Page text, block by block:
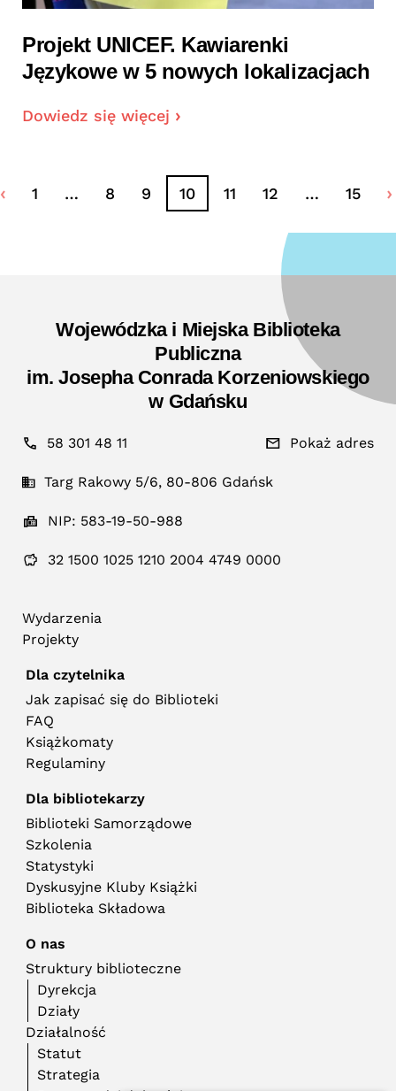
Projekt UNICEF. Kawiarenki
Językowe w 5 nowych lokalizacjach
Dowiedz się więcej
1 … 8 9 10 11 12 … 15
Wojewódzka i Miejska Biblioteka
Publiczna
im. Josepha Conrada Korzeniowskiego
w Gdańsku
58 301 48 11 Pokaż adres
Targ Rakowy 5/6, 80-806 Gdańsk
NIP: 583-19-50-988
32 1500 1025 1210 2004 4749 0000
Wydarzenia
Projekty
Dla czytelnika
Jak zapisać się do Biblioteki
FAQ
Książkomaty
Regulaminy
Dla bibliotekarzy
Biblioteki Samorządowe
Szkolenia
Statystyki
Dyskusyjne Kluby Książki
Biblioteka Składowa
O nas
Struktury biblioteczne
Dyrekcja
Działy
Działalność
Statut
Strategia